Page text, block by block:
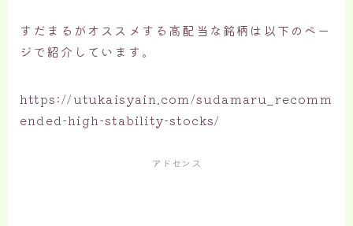
すだまるがオススメする高配当な銘柄は以下のペー
ジで紹介しています。
https://utukaisyain.com/sudamaru_recomm
ended-high-stability-stocks/
アドセンス